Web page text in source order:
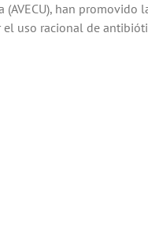
han
uso racional de